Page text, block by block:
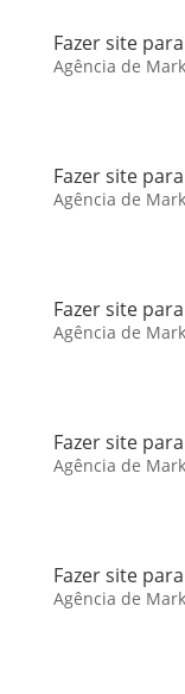
Fazer site
Agência de
Fazer site
Agência de
Fazer site
Agência de
Fazer site
Agência de
Fazer site
Agência de